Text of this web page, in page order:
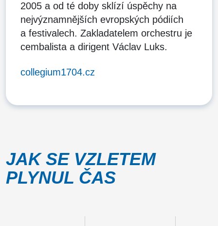
2005 a od té doby sklízí úspěchy na
nejvýznamnějších evropských pódiích
a festivalech. Zakladatelem orchestru je
cembalista a dirigent Václav Luks.
collegium1704.cz
JAK SE VZLETEM
PLYNUL ČAS